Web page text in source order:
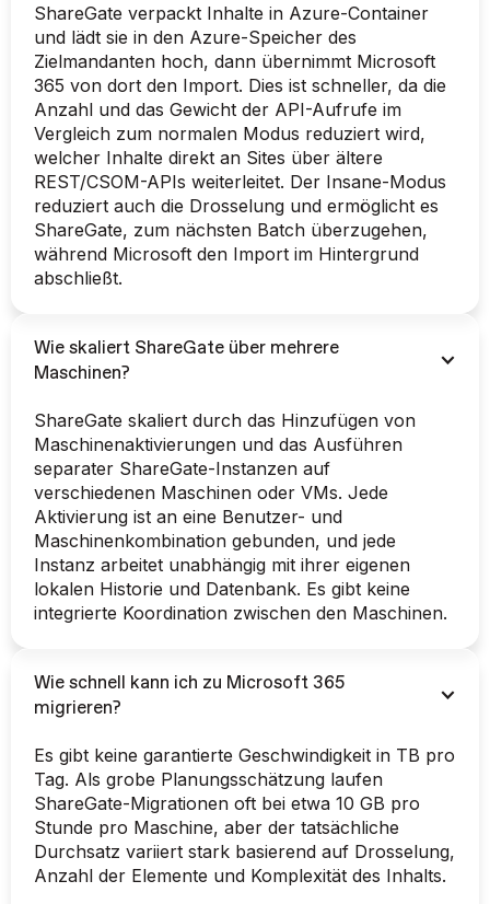
ShareGate verpackt Inhalte in Azure-Container
und lädt sie in den Azure-Speicher des
Zielmandanten hoch, dann übernimmt Microsoft
365 von dort den Import. Dies ist schneller, da die
Anzahl und das Gewicht der API-Aufrufe im
Vergleich zum normalen Modus reduziert wird,
welcher Inhalte direkt an Sites über ältere
REST/CSOM-APIs weiterleitet. Der Insane-Modus
reduziert auch die Drosselung und ermöglicht es
ShareGate, zum nächsten Batch überzugehen,
während Microsoft den Import im Hintergrund
abschließt.
Wie skaliert ShareGate über mehrere
Maschinen?
ShareGate skaliert durch das Hinzufügen von
Maschinenaktivierungen und das Ausführen
separater ShareGate-Instanzen auf
verschiedenen Maschinen oder VMs. Jede
Aktivierung ist an eine Benutzer- und
Maschinenkombination gebunden, und jede
Instanz arbeitet unabhängig mit ihrer eigenen
lokalen Historie und Datenbank. Es gibt keine
integrierte Koordination zwischen den Maschinen.
Wie schnell kann ich zu Microsoft 365
migrieren?
Es gibt keine garantierte Geschwindigkeit in TB pro
Tag. Als grobe Planungsschätzung laufen
ShareGate-Migrationen oft bei etwa 10 GB pro
Stunde pro Maschine, aber der tatsächliche
Durchsatz variiert stark basierend auf Drosselung,
Anzahl der Elemente und Komplexität des Inhalts.